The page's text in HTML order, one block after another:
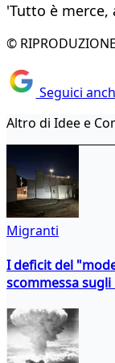
'Tutto è
©
Seguici
Altro di Idee e
Migranti
I deficit del
scommessa